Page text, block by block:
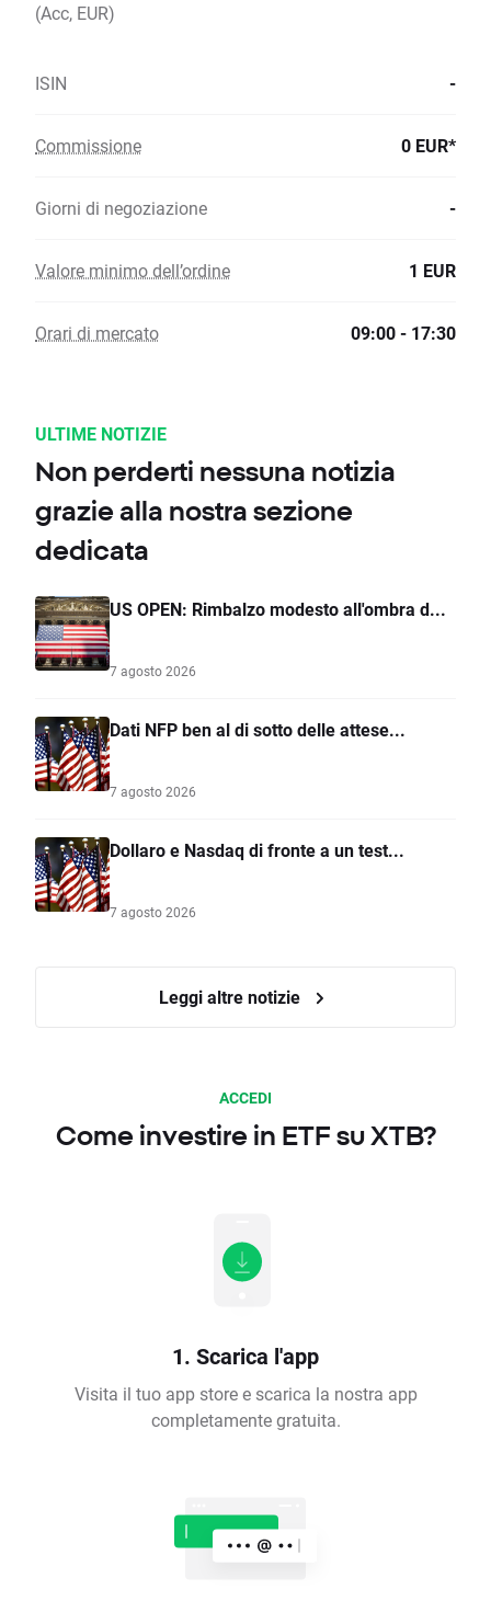
(Acc, EUR)
ISIN -
Commissione 0 EUR*
Giorni di negoziazione -
Valore minimo dell’ordine 1 EUR
Orari di mercato 09:00 - 17:30
ULTIME NOTIZIE
Non perderti nessuna notizia
grazie alla nostra sezione
dedicata
US OPEN: Rimbalzo modesto all'ombra d...
7 agosto 2026
Dati NFP ben al di sotto delle attese...
7 agosto 2026
Dollaro e Nasdaq di fronte a un test...
7 agosto 2026
Leggi altre notizie
ACCEDI
Come investire in ETF su XTB?
1. Scarica l'app
Visita il tuo app store e scarica la nostra app
completamente gratuita.